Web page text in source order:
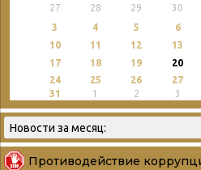
27 28 29 30
3 4 5 6
10
11 12 13
17
18 19 20
24 25 26 27
31
1 2 3
Противодействие